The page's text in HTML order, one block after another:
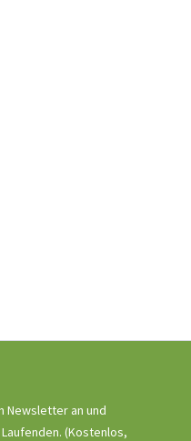
Newsletter an und
(Kostenlos,